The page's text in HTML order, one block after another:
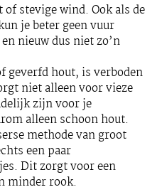
stevige wind. Ook als de
je beter geen vuur
nieuw dus niet zo’n
geverfd hout, is verboden
niet alleen voor vieze
zijn voor je
alleen schoon hout.
methode van groot
een paar
Dit zorgt voor een
minder rook.